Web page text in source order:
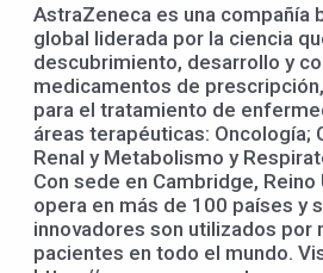
AstraZeneca es una compañía
global liderada por la ciencia
descubrimiento, desarrollo y
medicamentos de
para el tratamiento de
áreas terapéuticas: Oncología;
Renal y Metabolismo y
Con sede en Cambridge,
opera en más de 100 países y
innovadores son utilizados por
pacientes en todo el mundo.